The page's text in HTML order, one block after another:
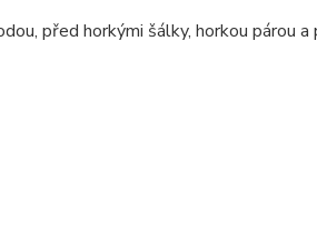
před horkými šálky, horkou párou a